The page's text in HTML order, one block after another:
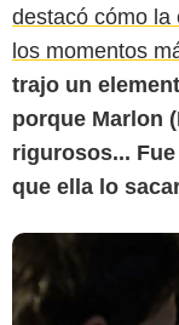
destacó cómo la
los momentos
trajo un
porque Marlon
rigurosos...
que ella lo